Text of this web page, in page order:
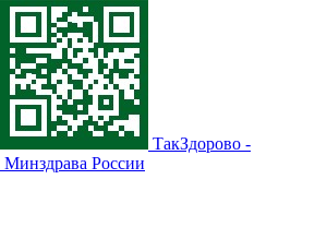
ТакЗдорово -
России